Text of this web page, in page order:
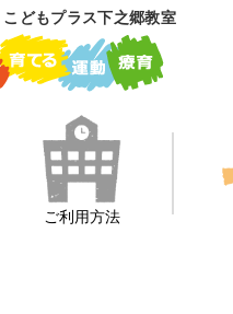
どもプラス下之郷教室
ご利用方法